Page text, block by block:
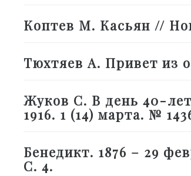
Коптев М. Касьян //
Тюхтяев А. Привет из
Жуков С. В день 40-
1916. 1 (14) марта. №
Бенедикт. 1876 – 29
С. 4.